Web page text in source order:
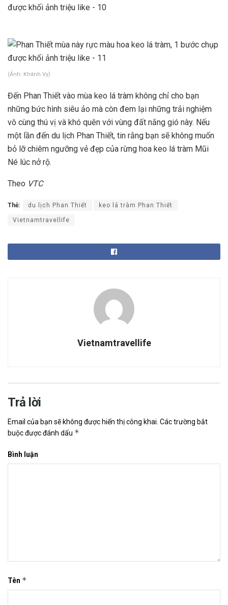
(Ảnh: Khánh Vy)
Đến Phan Thiết vào mùa keo lá tràm không chỉ cho bạn
những bức hình siêu ảo mà còn đem lại những trải nghiệm
vô cùng thú vị và khó quên với vùng đất nắng gió này. Nếu
một lần đến du lịch Phan Thiết, tin rằng bạn sẽ không muốn
bỏ lỡ chiêm ngưỡng vẻ đẹp của rừng hoa keo lá tràm Mũi
Né lúc nở rộ.
Theo VTC
Thẻ: du lịch Phan Thiết keo lá tràm Phan Thiết
Vietnamtravellife
Vietnamtravellife
Trả lời
Email của bạn sẽ không được hiển thị công khai. Các trường bắt
buộc được đánh dấu *
Bình luận
Tên *